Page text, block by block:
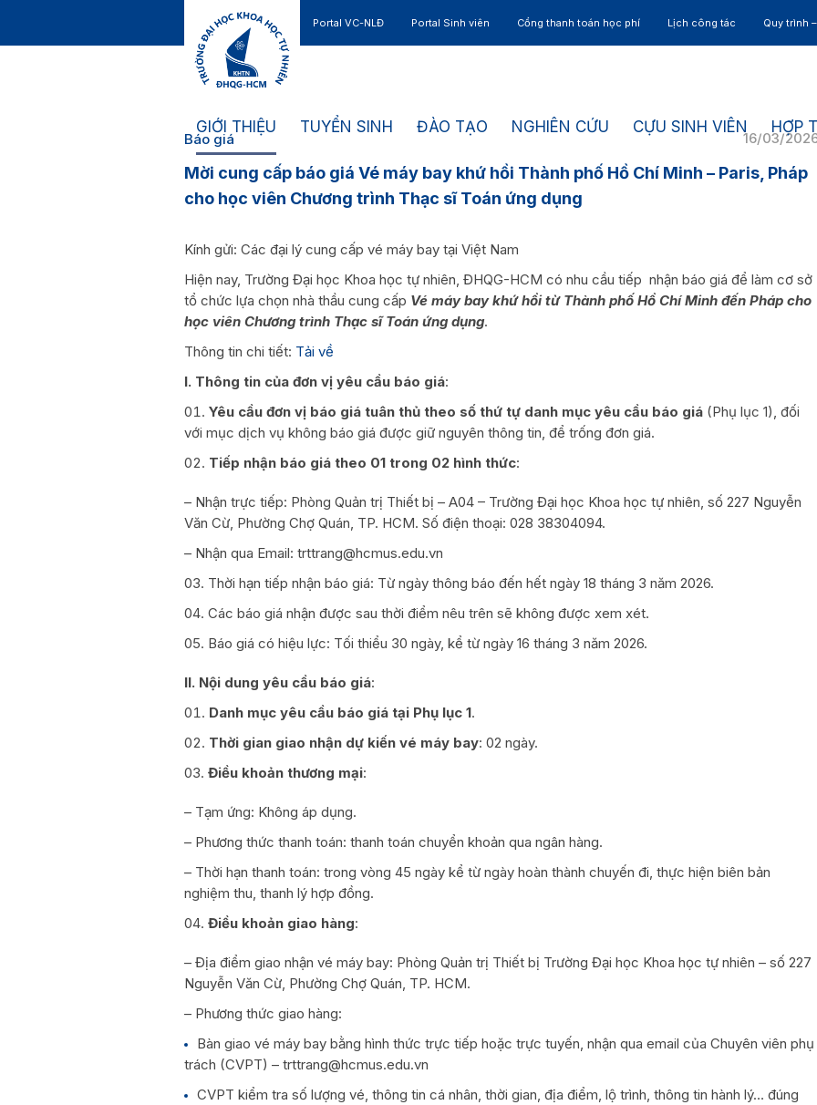
Portal VC-NLĐ Portal Sinh viên Cổng thanh toán học phí Lịch công tác Quy trình
GIỚI THIỆU TUYỂN SINH ĐÀO TẠO NGHIÊN CỨU CỰU SINH VIÊN HỢP
16/03/
Báo giá
Mời cung cấp báo giá Vé máy bay khứ hồi Thành phố Hồ Chí Minh – Paris, Pháp
cho học viên Chương trình Thạc sĩ Toán ứng dụng
Kính gửi: Các đại lý cung cấp vé máy bay tại Việt Nam
Hiện nay, Trường Đại học Khoa học tự nhiên, ĐHQG-HCM có nhu cầu tiếp nhận báo giá để làm cơ sở
tổ chức lựa chọn nhà thầu cung cấp Vé máy bay khứ hồi từ Thành phố Hồ Chí Minh đến Pháp cho
học viên Chương trình Thạc sĩ Toán ứng dụng.
Thông tin chi tiết: Tải về
I. Thông tin của đơn vị yêu cầu báo giá:
Yêu cầu đơn vị báo giá tuân thủ theo số thứ tự danh mục yêu cầu báo giá (Phụ lục 1), đối
với mục dịch vụ không báo giá được giữ nguyên thông tin, để trống đơn giá.
Tiếp nhận báo giá theo 01 trong 02 hình thức:
– Nhận trực tiếp: Phòng Quản trị Thiết bị – A04 – Trường Đại học Khoa học tự nhiên, số 227 Nguyễn
Văn Cừ, Phường Chợ Quán, TP. HCM. Số điện thoại: 028 38304094.
– Nhận qua Email: trttrang@hcmus.edu.vn
Thời hạn tiếp nhận báo giá: Từ ngày thông báo đến hết ngày 18 tháng 3 năm 2026.
Các báo giá nhận được sau thời điểm nêu trên sẽ không được xem xét.
Báo giá có hiệu lực: Tối thiểu 30 ngày, kể từ ngày 16 tháng 3 năm 2026.
II. Nội dung yêu cầu báo giá:
Danh mục yêu cầu báo giá tại Phụ lục 1.
Thời gian giao nhận dự kiến vé máy bay: 02 ngày.
Điều khoản thương mại:
– Tạm ứng: Không áp dụng.
– Phương thức thanh toán: thanh toán chuyển khoản qua ngân hàng.
– Thời hạn thanh toán: trong vòng 45 ngày kể từ ngày hoàn thành chuyến đi, thực hiện biên bản
nghiệm thu, thanh lý hợp đồng.
Điều khoản giao hàng:
– Địa điểm giao nhận vé máy bay: Phòng Quản trị Thiết bị Trường Đại học Khoa học tự nhiên – số 227
Nguyễn Văn Cừ, Phường Chợ Quán, TP. HCM.
– Phương thức giao hàng:
Bàn giao vé máy bay bằng hình thức trực tiếp hoặc trực tuyến, nhận qua email của Chuyên viên phụ
trách (CVPT) – trttrang@hcmus.edu.vn
CVPT kiểm tra số lượng vé, thông tin cá nhân, thời gian, địa điểm, lộ trình, thông tin hành lý… đúng